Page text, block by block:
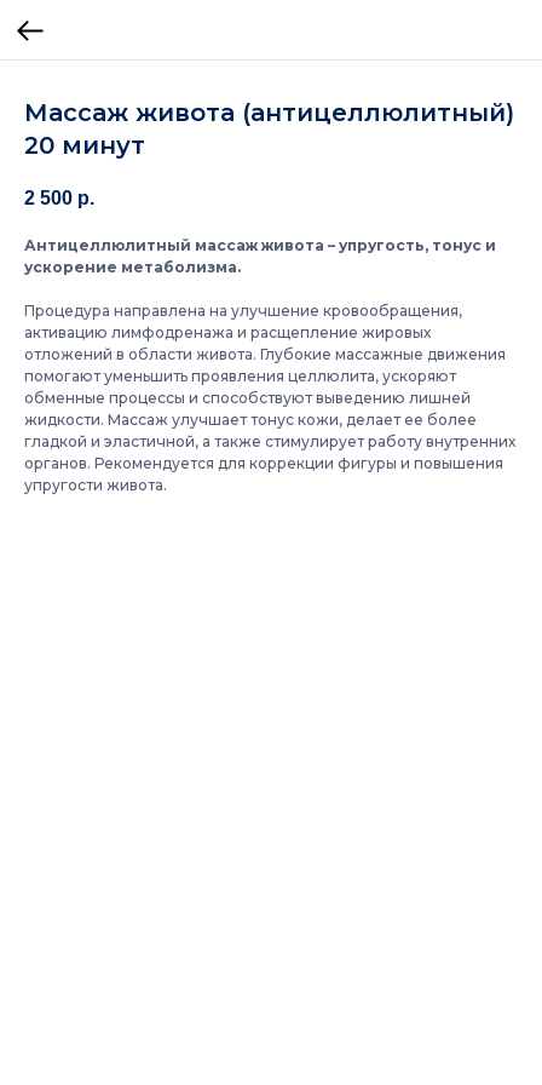
Массаж живота (антицеллюлитный)
20 минут
2 500 р.
Антицеллюлитный массаж живота – упругость, тонус и
ускорение метаболизма.
Процедура направлена на улучшение кровообращения,
активацию лимфодренажа и расщепление жировых
отложений в области живота. Глубокие массажные движения
помогают уменьшить проявления целлюлита, ускоряют
обменные процессы и способствуют выведению лишней
жидкости. Массаж улучшает тонус кожи, делает ее более
гладкой и эластичной, а также стимулирует работу внутренних
органов. Рекомендуется для коррекции фигуры и повышения
упругости живота.